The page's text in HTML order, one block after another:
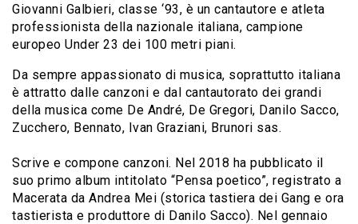
Giovanni Galbieri, classe ‘93, è un cantautore e atleta
professionista della nazionale italiana, campione
europeo Under 23 dei 100 metri piani.
Da sempre appassionato di musica, soprattutto italiana
è attratto dalle canzoni e dal cantautorato dei grandi
della musica come De André, De Gregori, Danilo Sacco,
Zucchero, Bennato, Ivan Graziani, Brunori sas.
Scrive e compone canzoni. Nel 2018 ha pubblicato il
suo primo album intitolato “Pensa poetico”, registrato a
Macerata da Andrea Mei (storica tastiera dei Gang e ora
tastierista e produttore di Danilo Sacco). Nel gennaio